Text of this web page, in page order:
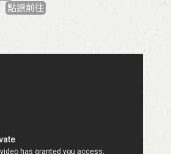
點選前往